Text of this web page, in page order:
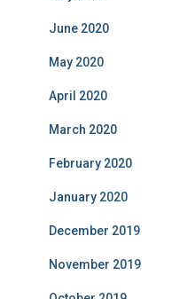
June 2020
May 2020
April 2020
March 2020
February 2020
January 2020
December 2019
November 2019